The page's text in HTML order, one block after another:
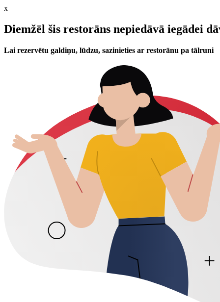
x
Diemžēl šis restorāns nepiedāvā iegādei
Lai rezervētu galdiņu, lūdzu, sazinieties ar restorānu pa tālruni